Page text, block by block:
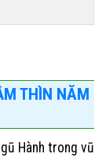
THÌN NĂM
Hành trong vũ